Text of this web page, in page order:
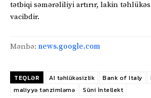
tətbiqi səmərəliliyi artırır, lakin
vacibdir.
Mənbə: news.google.com
TEQLƏR AI təhlükəsizlik Bank of Italy
maliyyə tənzimləmə
Süni İntellekt